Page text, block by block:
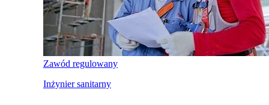
Zawód regulowany
Inżynier sanitarny